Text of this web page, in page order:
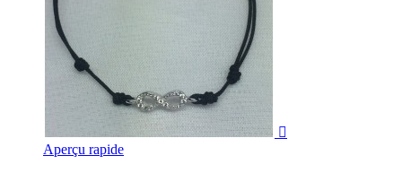

Aperçu rapide